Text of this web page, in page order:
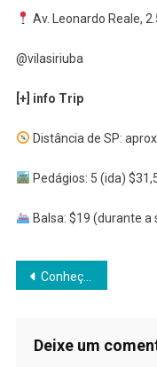
Av. Leonardo Reale,
@vilasiriuba
[+] info Trip
Distância de SP:
Pedágios: 5 (ida)
Balsa: $19 (durante
Navegação
Post
Conheça os alimentos indicados para gatos com necessidades especiais
Deixe um